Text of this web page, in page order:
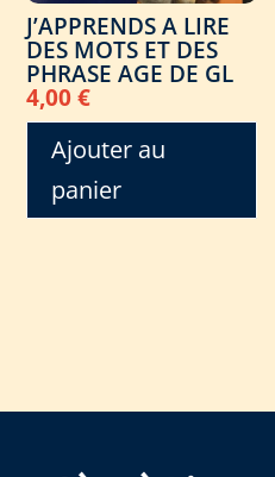
J’APPRENDS A LIRE
DES MOTS ET DES
PHRASE AGE DE GL
4,00€
Ajouter au
panier